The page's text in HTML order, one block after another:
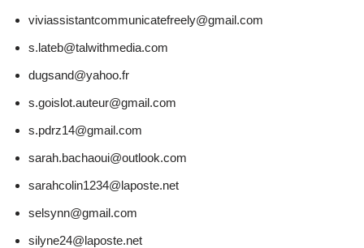
viviassistantcommunicatefreely@gmail.com
s.lateb@talwithmedia.com
dugsand@yahoo.fr
s.goislot.auteur@gmail.com
s.pdrz14@gmail.com
sarah.bachaoui@outlook.com
sarahcolin1234@laposte.net
selsynn@gmail.com
silyne24@laposte.net